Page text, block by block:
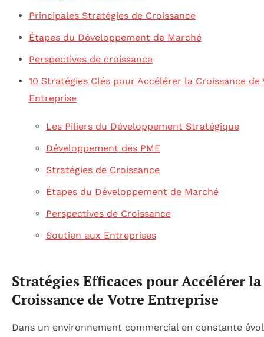
Principales Stratégies de Croissance
Étapes du Développement de Marché
Perspectives de croissance
10 Stratégies Clés pour Accélérer la Croissance de
Entreprise
Les Piliers du Développement Stratégique
Développement des PME
Stratégies de Croissance
Étapes du Développement de Marché
Perspectives de Croissance
Soutien aux Entreprises
Stratégies Efficaces pour Accélérer la
Croissance de Votre Entreprise
Dans un environnement commercial en constante